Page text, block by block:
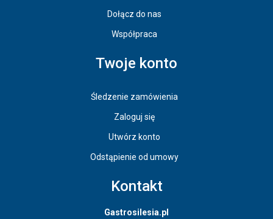
Dołącz do nas
Współpraca
Twoje konto
Śledzenie zamówienia
Zaloguj się
Utwórz konto
Odstąpienie od umowy
Kontakt
Gastrosilesia.pl